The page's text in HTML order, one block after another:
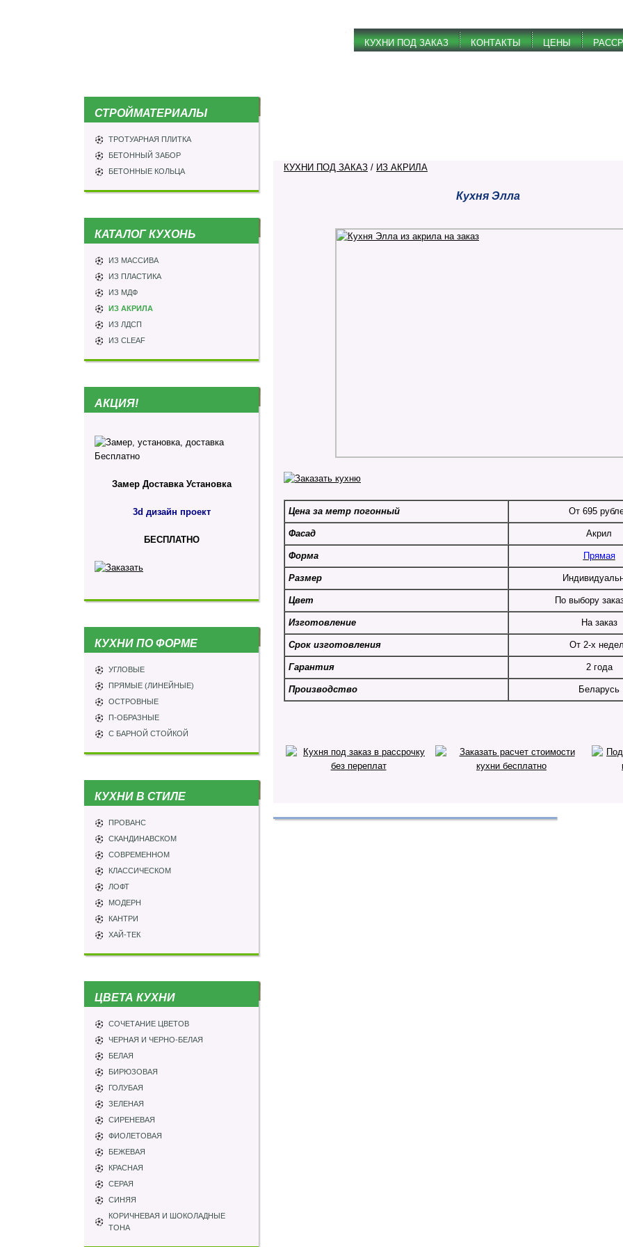
КУХНИ ПОД ЗАКАЗ КОНТАКТЫ ЦЕНЫ
СТРОЙМАТЕРИАЛЫ
ТРОТУАРНАЯ ПЛИТКА
БЕТОННЫЙ ЗАБОР
БЕТОННЫЕ КОЛЬЦА
КАТАЛОГ КУХОНЬ
ИЗ МАССИВА
ИЗ ПЛАСТИКА
ИЗ МДФ
ИЗ АКРИЛА
ИЗ ЛДСП
ИЗ CLEAF
АКЦИЯ!
Замер Доставка Установка
3d дизайн проект
БЕСПЛАТНО
КУХНИ ПО ФОРМЕ
УГЛОВЫЕ
ПРЯМЫЕ (ЛИНЕЙНЫЕ)
ОСТРОВНЫЕ
П-ОБРАЗНЫЕ
С БАРНОЙ СТОЙКОЙ
КУХНИ В СТИЛЕ
ПРОВАНС
СКАНДИНАВСКОМ
СОВРЕМЕННОМ
КЛАССИЧЕСКОМ
ЛОФТ
МОДЕРН
КАНТРИ
ХАЙ-ТЕК
ЦВЕТА КУХНИ
СОЧЕТАНИЕ ЦВЕТОВ
ЧЕРНАЯ И ЧЕРНО-БЕЛАЯ
БЕЛАЯ
БИРЮЗОВАЯ
ГОЛУБАЯ
ЗЕЛЕНАЯ
СИРЕНЕВАЯ
ФИОЛЕТОВАЯ
БЕЖЕВАЯ
КРАСНАЯ
СЕРАЯ
СИНЯЯ
КОРИЧНЕВАЯ И ШОКОЛАДНЫЕ
ТОНА
КУХНИ ПОД ЗАКАЗ / ИЗ АКРИЛА
Кухня Элла
Цена за метр погонный От 695
Фасад Акрил
Форма Прямая
Размер
Цвет По выбору
Изготовление На заказ
Срок изготовления От 2-х
Гарантия 2 года
Производство Беларусь